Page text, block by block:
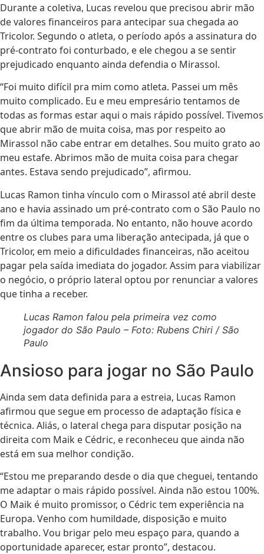
Durante a coletiva, Lucas revelou que precisou abrir mão
de valores financeiros para antecipar sua chegada ao
Tricolor. Segundo o atleta, o período após a assinatura do
pré-contrato foi conturbado, e ele chegou a se sentir
prejudicado enquanto ainda defendia o Mirassol.
“Foi muito difícil pra mim como atleta. Passei um mês
muito complicado. Eu e meu empresário tentamos de
todas as formas estar aqui o mais rápido possível. Tivemos
que abrir mão de muita coisa, mas por respeito ao
Mirassol não cabe entrar em detalhes. Sou muito grato ao
meu estafe. Abrimos mão de muita coisa para chegar
antes. Estava sendo prejudicado”, afirmou.
Lucas Ramon tinha vínculo com o Mirassol até abril deste
ano e havia assinado um pré-contrato com o São Paulo no
fim da última temporada. No entanto, não houve acordo
entre os clubes para uma liberação antecipada, já que o
Tricolor, em meio a dificuldades financeiras, não aceitou
pagar pela saída imediata do jogador. Assim para viabilizar
o negócio, o próprio lateral optou por renunciar a valores
que tinha a receber.
Lucas Ramon falou pela primeira vez como
jogador do São Paulo – Foto: Rubens Chiri / São
Paulo
Ansioso para jogar no São Paulo
Ainda sem data definida para a estreia, Lucas Ramon
afirmou que segue em processo de adaptação física e
técnica. Aliás, o lateral chega para disputar posição na
direita com Maik e Cédric, e reconheceu que ainda não
está em sua melhor condição.
“Estou me preparando desde o dia que cheguei, tentando
me adaptar o mais rápido possível. Ainda não estou 100%.
O Maik é muito promissor, o Cédric tem experiência na
Europa. Venho com humildade, disposição e muito
trabalho. Vou brigar pelo meu espaço para, quando a
oportunidade aparecer, estar pronto”, destacou.